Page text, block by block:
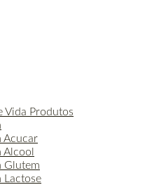
Vida Produtos
Acucar
Alcool
Glutem
Lactose